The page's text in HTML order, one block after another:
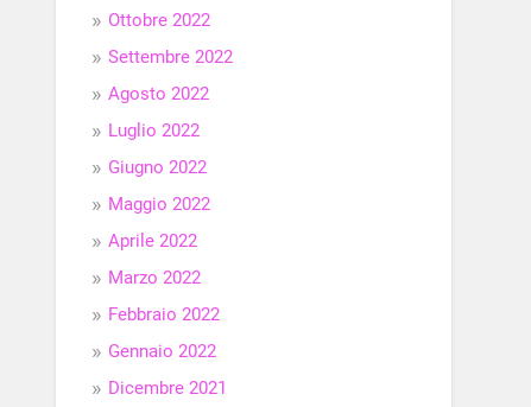
Ottobre 2022
Settembre 2022
Agosto 2022
Luglio 2022
Giugno 2022
Maggio 2022
Aprile 2022
Marzo 2022
Febbraio 2022
Gennaio 2022
Dicembre 2021